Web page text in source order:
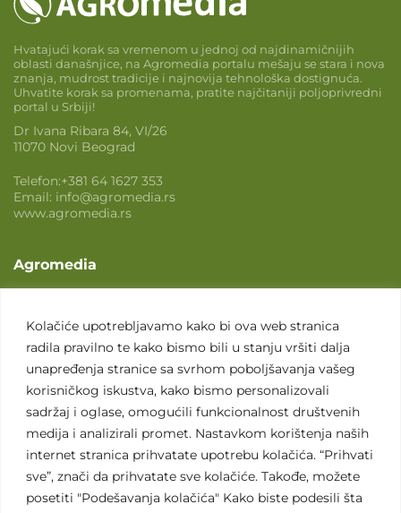
Kolačiće upotrebljavamo kako bi ova web stranica
radila pravilno te kako bismo bili u stanju vršiti dalja
unapređenja stranice sa svrhom poboljšavanja vašeg
korisničkog iskustva, kako bismo personalizovali
sadržaj i oglase, omogućili funkcionalnost društvenih
medija i analizirali promet. Nastavkom korištenja naših
internet stranica prihvatate upotrebu kolačića. “Prihvati
sve”, znači da prihvatate sve kolačiće. Takođe, možete
posetiti "Podešavanja kolačića" Kako biste podesili šta
Hvatajući korak sa vremenom u jednoj od najdinamičnijih
oblasti današnjice, na Agromedia portalu mešaju se stara i nova
znanja, mudrost tradicije i najnovija tehnološka dostignuća.
Uhvatite korak sa promenama, pratite najčitaniji poljoprivredni
portal u Srbiji!
Dr Ivana Ribara 84, VI/26
11070 Novi Beograd
Telefon:+381 64 1627 353
Email: info@agromedia.rs
www.agromedia.rs
Agromedia
Svet poljoprivrede
Marketing usluge
Tražimo saradnike
Kontakt
Kontakt